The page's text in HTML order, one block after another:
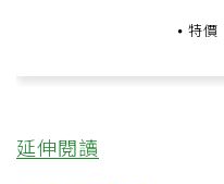
特價
延伸閱讀